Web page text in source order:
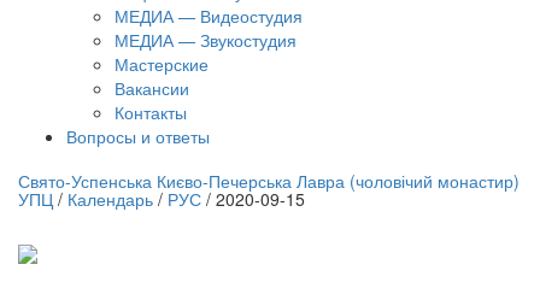
МЕДИА — Видеостудия
МЕДИА — Звукостудия
Мастерские
Вакансии
Контакты
Вопросы и ответы
трансляция | 12 сентября
Свято-Успенська Києво-Печерська Лавра (чоловічий монастир)
УПЦ / Календарь / РУС / 2020-09-15